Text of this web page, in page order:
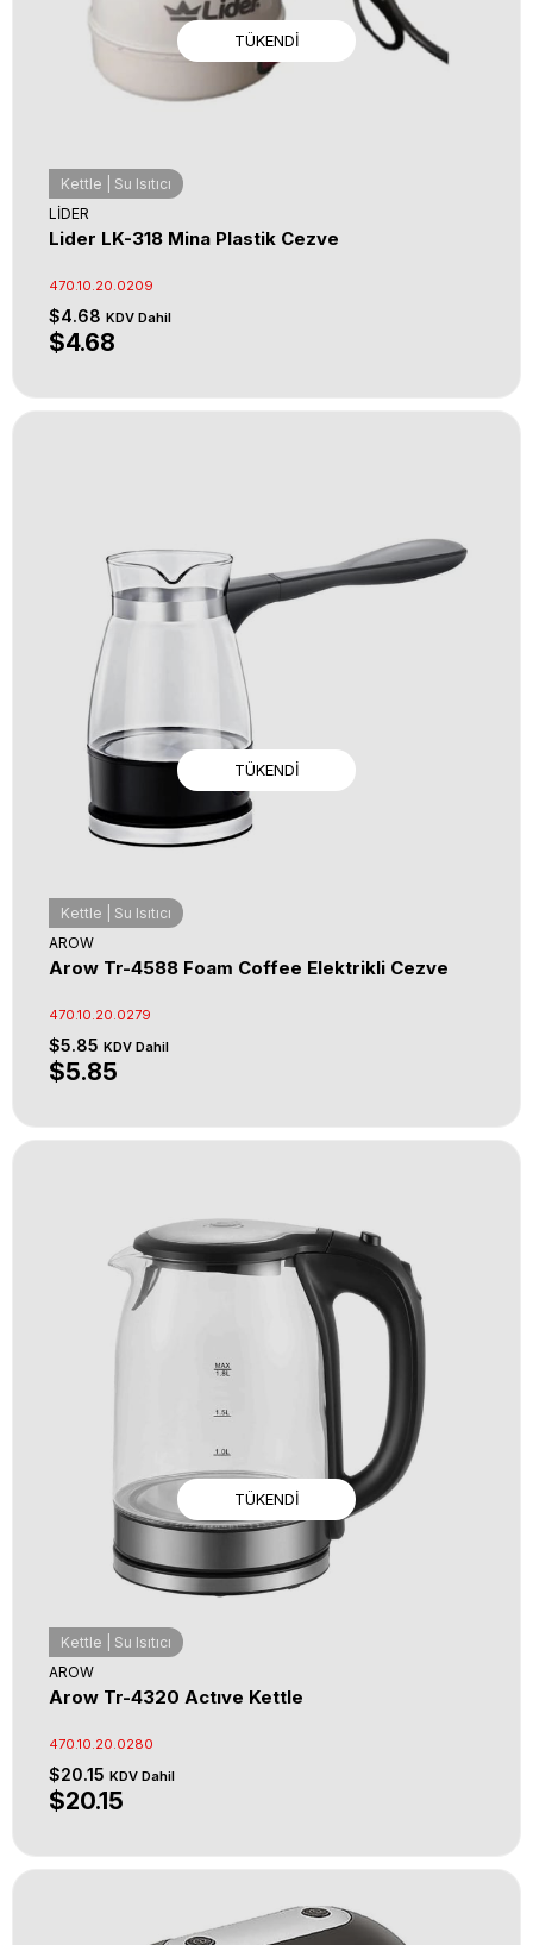
TÜKENDI
Kettle | Su Isıtıcı
LİDER
Lider LK-318 Mina Plastik Cezve
470.10.20.0209
$4.68 KDV Dahil
$4.68
TÜKENDI
Kettle | Su Isıtıcı
AROW
Arow Tr-4588 Foam Coffee Elektrikli Cezve
470.10.20.0279
$5.85 KDV Dahil
$5.85
TÜKENDI
Kettle | Su Isıtıcı
AROW
Arow Tr-4320 Actıve Kettle
470.10.20.0280
$20.15 KDV Dahil
$20.15